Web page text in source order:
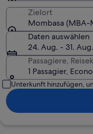
Zielort
Mombasa (MBA-
Daten auswählen
24. Aug. - 31. Aug.
Passagiere,
1 Passagier,
Unterkunft hinzufügen,